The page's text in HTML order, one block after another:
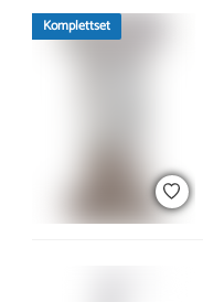
Komplettset